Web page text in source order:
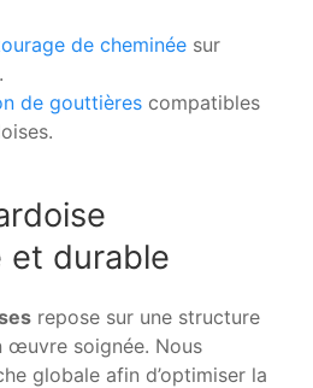
de cheminée sur
de gouttières compatibles
et durable
repose sur une structure
œuvre soignée. Nous
globale afin d’optimiser la